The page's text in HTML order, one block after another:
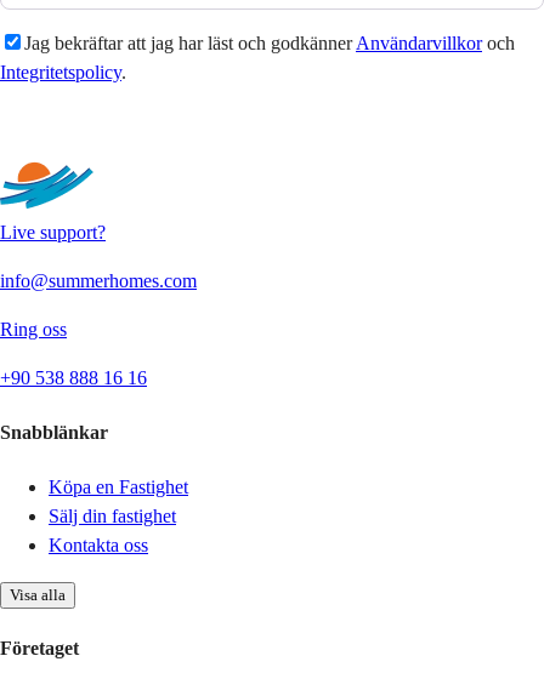
Jag bekräftar att jag har läst och godkännerAnvändarvillkoroch
Integritetspolicy.
Live support?
info@summerhomes.com
Ring oss
+90 538 888 16 16
Snabblänkar
Köpa en Fastighet
Sälj din fastighet
Kontakta oss
Visa alla
Företaget